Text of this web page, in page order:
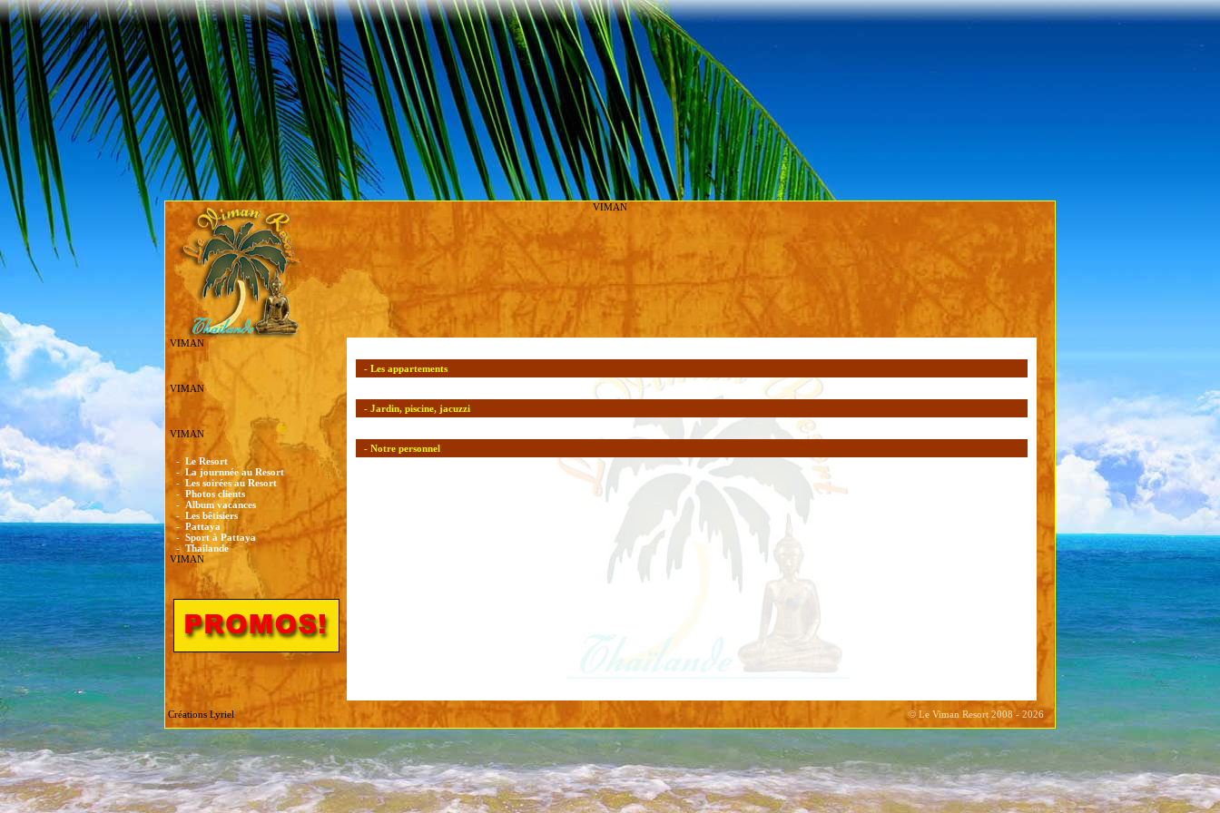
VIMAN
VIMAN
VIMAN
VIMAN
- Le Resort
- La journnée au Resort
- Les soirées au Resort
- Photos clients
- Album vacances
- Les bêtisiers
- Pattaya
- Sport à Pattaya
-Thailande
VIMAN
- Les appartements
- Jardin, piscine, jacuzzi
- Notre personnel
Créations Lyriel © Le Viman Resort 2008 - 2026